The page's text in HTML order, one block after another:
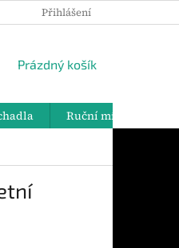
DOPRAVA A PLATBY
Přihlášení
NÁKUPNÍ
Prázdný košík
Ruční míchadla